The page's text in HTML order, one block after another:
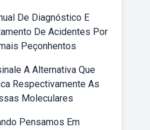
De Diagnóstico E
De Acidentes Por
Peçonhentos
A Alternativa Que
Respectivamente As
Moleculares
Pensamos Em